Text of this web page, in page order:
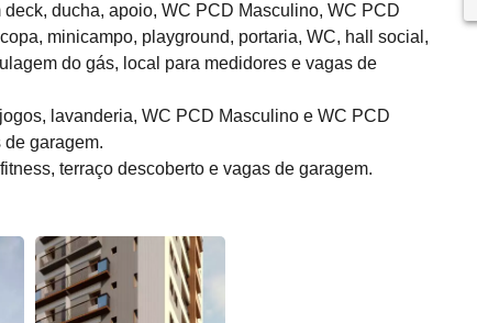
ducha, apoio, WC PCD Masculino, WC PCD
minicampo, playground, portaria, WC, hall social,
do gás, local para medidores e vagas de
lavanderia, WC PCD Masculino e WC PCD
garagem.
terraço descoberto e vagas de garagem.